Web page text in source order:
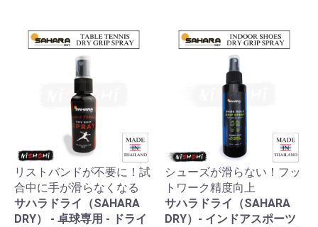
リストバンドが不要に！試
合中に手が滑らなくなる
サハラドライ（SAHARA
DRY） - 卓球専用 - ドライ
シューズが滑らない！フッ
トワーク精度向上
サハラドライ（SAHARA
DRY）- インドアスポーツ